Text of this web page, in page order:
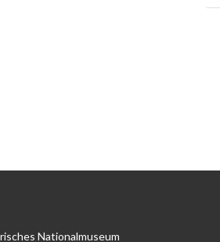
Nationalmuseum